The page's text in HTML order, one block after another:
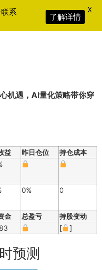
机遇，AI量化策略带你穿
益 昨日仓位 持仓成本
0% 0
金 总盈亏
持股变动
[ ]
预测
系
了解详情
X